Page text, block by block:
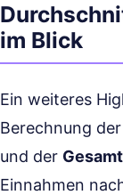
im Blick
Ein weiteres
Berechnung der
und der
Einnahmen